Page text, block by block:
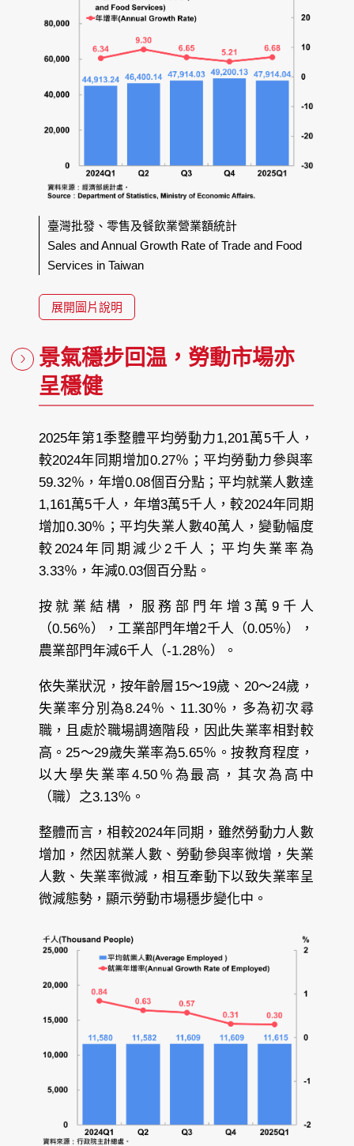
臺灣批發、零售及餐飲業營業額統計
Sales and Annual Growth Rate of Trade and Food
Services in Taiwan
展開圖片說明
景氣穩步回温，勞動市場亦
呈穩健
2025年第1季整體平均勞動力1,201萬5千人，
較2024年同期增加0.27％；平均勞動力參與率
59.32％，年增0.08個百分點；平均就業人數達
1,161萬5千人，年増3萬5千人，較2024年同期
增加0.30％；平均失業人數40萬人，變動幅度
較2024年同期減少2千人；平均失業率為
3.33％，年減0.03個百分點。
按就業結構，服務部門年增3萬9千人
（0.56％），工業部門年増2千人（0.05％），
農業部門年減6千人（-1.28％）。
依失業狀況，按年齡層15～19歲、20～24歲，
失業率分別為8.24％、11.30％，多為初次尋
職，且處於職場調適階段，因此失業率相對較
高。25～29歲失業率為5.65％。按教育程度，
以大學失業率4.50％為最高，其次為高中
（職）之3.13％。
整體而言，相較2024年同期，雖然勞動力人數
增加，然因就業人數、勞動參與率微增，失業
人數、失業率微減，相互牽動下以致失業率呈
微減態勢，顯示勞動市場穩步變化中。